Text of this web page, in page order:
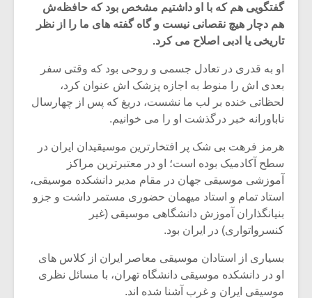
گفتگویی هم که با او داشتیم مشخص بود که حافظه‌ش
هم دچار هیچ نقصانی نیست و گاه گفته های ما را از نظر
تاریخی یا ادبی اصلاح می کرد.
او به قدری در تعادل جسمی و روحی بود که وقتی سفر
بعدی اش را منوط به اجازه پزشک اش عنوان کرد،
لحظاتی خنده بر لب ما نشست، دریغ که پس از چهارسال
ناباورانه خبر درگذشت او را می خوانیم.
هرمز فرهت بی شک پر افتخارترین موسیقیدان ایران در
سطح آکادمیک بوده است؛ او در معتبرترین مراکز
آموزشی موسیقی جهان در مقام مدیر دانشکده موسیقی،
استاد تمام و استاد میهمان حضوری مستمر داشت و جزو
بنیانگذاران آموزش دانشگاهی موسیقی (غیر
کنسرواتواری) در ایران بود.
بسیاری از استادان موسیقی معاصر ایران از کلاس های
او در دانشکده موسیقی دانشگاه تهران، با مسائل نظری
موسیقی ایران و غرب آشنا شده اند.